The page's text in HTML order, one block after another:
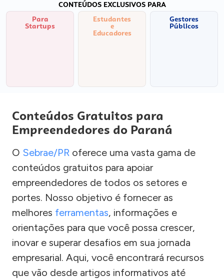
CONTEÚDOS EXCLUSIVOS PARA
Para
Startups
Estudantes
e
Educadores
Gestores
Públicos
Conteúdos Gratuitos para
Empreendedores do Paraná
O Sebrae/PR oferece uma vasta gama de
conteúdos gratuitos para apoiar
empreendedores de todos os setores e
portes. Nosso objetivo é fornecer as
melhores ferramentas, informações e
orientações para que você possa crescer,
inovar e superar desafios em sua jornada
empresarial. Aqui, você encontrará recursos
que vão desde artigos informativos até